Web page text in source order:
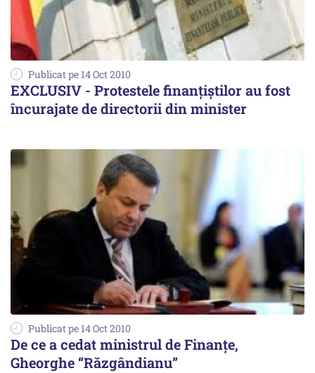
Publicat pe 14 Oct 2010
EXCLUSIV - Protestele finanţiştilor au fost
încurajate de directorii din minister
Publicat pe 14 Oct 2010
De ce a cedat ministrul de Finanţe,
Gheorghe “Răzgândianu”